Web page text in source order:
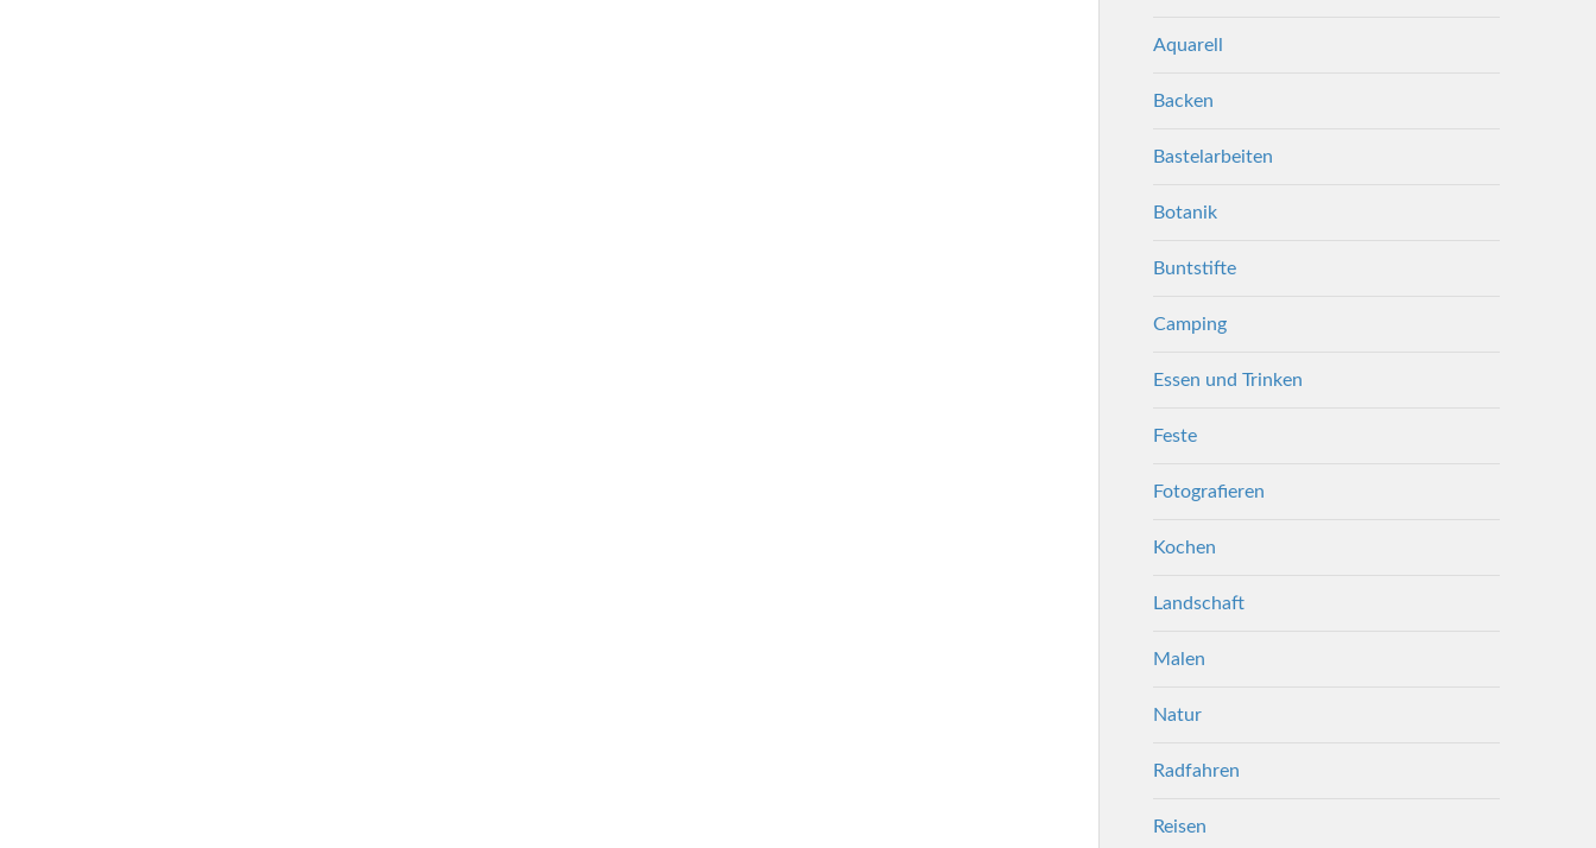
Aquarell
Backen
Bastelarbeiten
Botanik
Buntstifte
Camping
Essen und Trinken
Feste
Fotografieren
Kochen
Landschaft
Malen
Natur
Radfahren
Reisen